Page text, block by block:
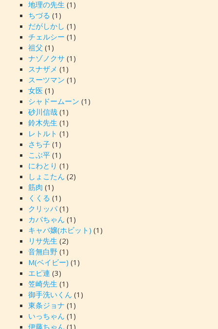
地理の先生 (1)
ちづる (1)
だがしかし (1)
チェルシー (1)
祖父 (1)
ナゾノクサ (1)
スナザメ (1)
スーツマン (1)
女医 (1)
シャドームーン (1)
砂川信哉(1)
鈴木先生 (1)
レトルト (1)
さち子(1)
こぶ平(1)
にわとり (1)
しょこたん (2)
筋肉 (1)
くくる (1)
クリッパ(1)
カバちゃん (1)
キャバ嬢(ホビット) (1)
リサ先生 (2)
音無白野(1)
M(ベイビー) (1)
エピ連 (3)
笠崎先生 (1)
御手洗いくん (1)
東条ジョナ (1)
いっちゃん (1)
伊藤ちゃん (1)